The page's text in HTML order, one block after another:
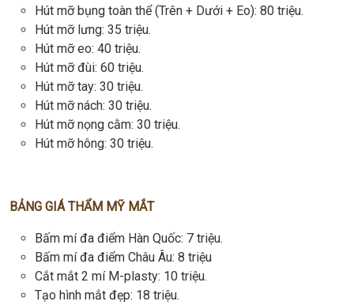
Hút mỡ bụng toàn thể (Trên + Dưới + Eo): 80 triệu.
Hút mỡ lưng: 35 triệu.
Hút mỡ eo: 40 triệu.
Hút mỡ đùi: 60 triệu.
Hút mỡ tay: 30 triệu.
Hút mỡ nách: 30 triệu.
Hút mỡ nọng cằm: 30 triệu.
Hút mỡ hông: 30 triệu.
BẢNG GIÁ THẨM MỸ MẮT
Bấm mí đa điểm Hàn Quốc: 7 triệu.
Bấm mí đa điểm Châu Âu: 8 triệu
Cắt mắt 2 mí M-plasty: 10 triệu.
Tạo hình mắt đẹp: 18 triệu.